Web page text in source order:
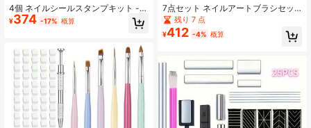
4個 ネイルシールスタンプキット -
シリコン製ネイルアートツール - サ
ロン品質のネイルスタンプ
¥374 -17% 概算
7点セット ネイルアートブラシセッ
ト キラキラクリスタルハンドル付
き、ディテール、フラット、ファ
ン、スカルプティングブラシ、ペイ
ン作成用
残り 7 点
¥412 -4% 概算